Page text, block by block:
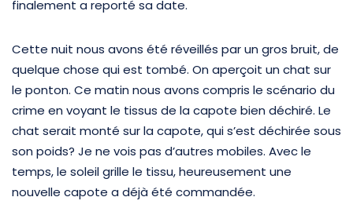
finalement a reporté sa date.
Cette nuit nous avons été réveillés par un gros bruit, de
quelque chose qui est tombé. On aperçoit un chat sur
le ponton. Ce matin nous avons compris le scénario du
crime en voyant le tissus de la capote bien déchiré. Le
chat serait monté sur la capote, qui s’est déchirée sous
son poids? Je ne vois pas d’autres mobiles. Avec le
temps, le soleil grille le tissu, heureusement une
nouvelle capote a déjà été commandée.